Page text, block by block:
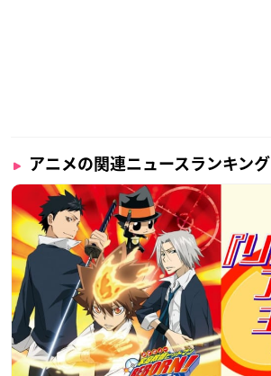
アニメの関連ニュースランキング